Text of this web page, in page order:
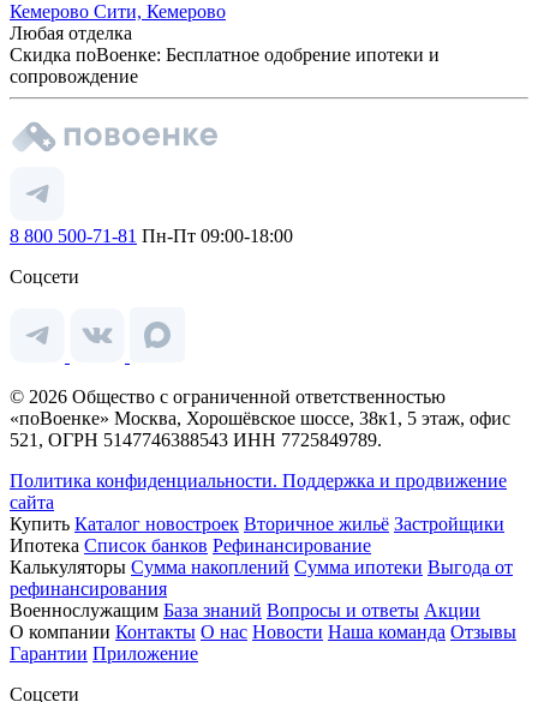
Кемерово Сити, Кемерово
Любая отделка
Скидка поВоенке: Бесплатное одобрение ипотеки и
сопровождение
8 800 500-71-81 Пн-Пт 09:00-18:00
Соцсети
© 2026 Общество с ограниченной ответственностью
«поВоенке» Москва, Хорошёвское шоссе, 38к1, 5 этаж, офис
521, ОГРН 5147746388543 ИНН 7725849789.
Политика конфиденциальности. Поддержка и продвижение
сайта
Купить Каталог новостроек Вторичное жильё Застройщики
Ипотека Список банков Рефинансирование
Калькуляторы Сумма накоплений Сумма ипотеки Выгода от
рефинансирования
Военнослужащим База знаний Вопросы и ответы Акции
О компании Контакты О нас Новости Наша команда Отзывы
Гарантии Приложение
Соцсети